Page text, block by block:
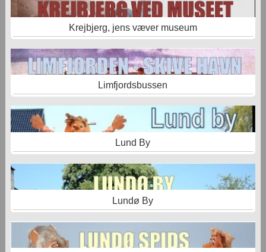
Krejbjerg, jens væver museum
Limfjordsbussen
Lund By
Lundø By